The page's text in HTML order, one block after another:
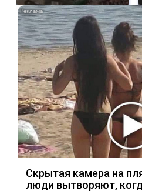
Скрытая камера на
люди вытворяют,